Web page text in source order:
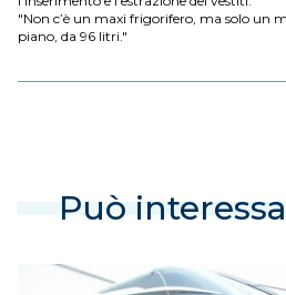
"Non c’è un maxi frigorifero, ma solo un
piano, da 96 litri."
Può